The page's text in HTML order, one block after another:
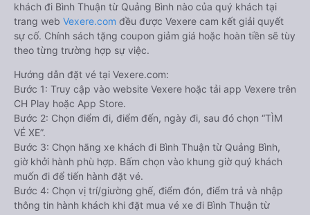
khách đi Bình Thuận từ Quảng Bình nào của quý khách tại
trang web Vexere.com đều được Vexere cam kết giải quyết
sự cố. Chính sách tặng coupon giảm giá hoặc hoàn tiền sẽ tùy
theo từng trường hợp sự việc.
Hướng dẫn đặt vé tại Vexere.com:
Bước 1: Truy cập vào website Vexere hoặc tải app Vexere trên
CH Play hoặc App Store.
Bước 2: Chọn điểm đi, điểm đến, ngày đi, sau đó chọn “TÌM
VÉ XE”.
Bước 3: Chọn hãng xe khách đi Bình Thuận từ Quảng Bình,
giờ khởi hành phù hợp. Bấm chọn vào khung giờ quý khách
muốn đi để tiến hành đặt vé.
Bước 4: Chọn vị trí/giường ghế, điểm đón, điểm trả và nhập
thông tin hành khách khi đặt mua vé xe đi Bình Thuận từ